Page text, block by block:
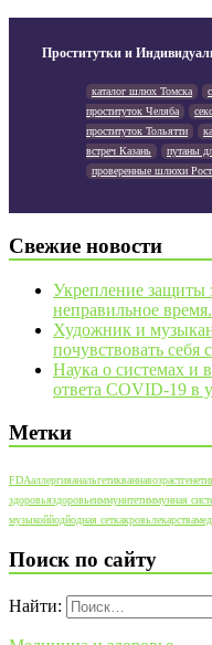
Проститутки и
каталог шлюх Томска
проституток Челяба
проституток Тольятти
встреч Казань
путаны
проверенные шлюхи
Свежие новости
Укрепление защиты
неправильное время.
Художник и
почувствовать себя
Наука о системах и
ответа COVID-19 в
Метки
FDAаллергияанальгетикваннавозраст
здоровьяздоровьеиммунитетиммунная
музыкоййодйодная сеткакровьлекарства
Поиск по сайту
Найти: